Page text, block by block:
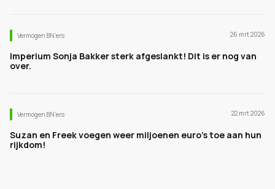
Vermogen BN’ers 26 mrt 2026
Imperium Sonja Bakker sterk afgeslankt! Dit is er nog van
over.
Vermogen BN’ers 22 mrt 2026
Suzan en Freek voegen weer miljoenen euro's toe aan hun
rijkdom!